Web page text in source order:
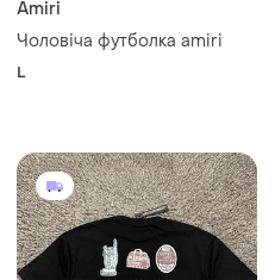
Amiri
Чоловіча футболка amiri
L